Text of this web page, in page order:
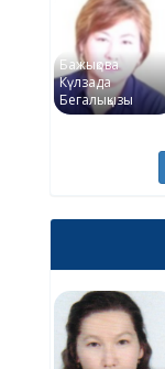
Бажықова
Күлзада
Бегалықызы